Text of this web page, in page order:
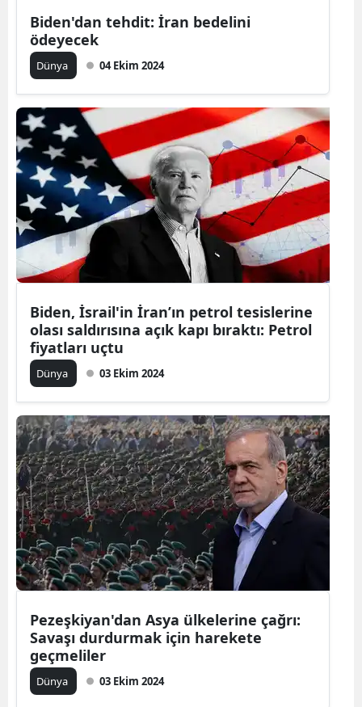
Kars
Kastamonu
Kayseri
Kırklareli
Kırşehir
Kocaeli
Kütahya
Manisa
Mardin
Muğla
Biden'dan tehdit: İran bedelini
ödeyecek
Dünya 04 Ekim 2024
Biden, İsrail'in İran’ın petrol tesislerine
olası saldırısına açık kapı bıraktı: Petrol
fiyatları uçtu
Dünya 03 Ekim 2024
Pezeşkiyan'dan Asya ülkelerine çağrı:
Savaşı durdurmak için harekete
geçmeliler
Dünya 03 Ekim 2024